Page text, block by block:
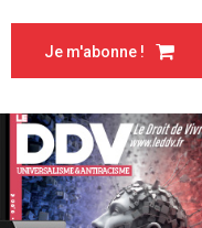
Je m'abonne !